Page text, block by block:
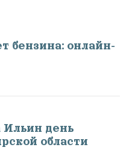
бензина: онлайн-
день
области